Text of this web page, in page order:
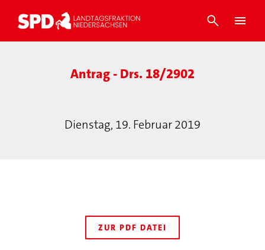
Antrag - Drs. 18/2902
Dienstag, 19. Februar 2019
ZUR PDF DATEI